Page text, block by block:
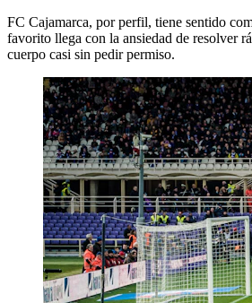
FC Cajamarca, por perfil, tiene sentido
favorito llega con la ansiedad de resolver
cuerpo casi sin pedir permiso.